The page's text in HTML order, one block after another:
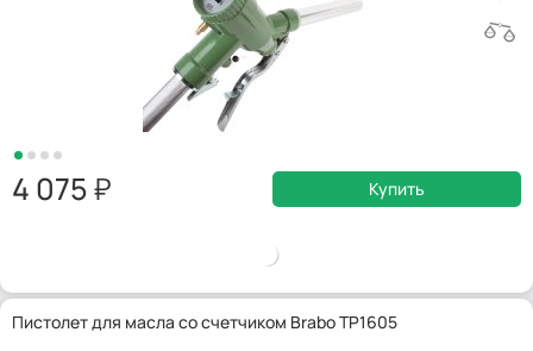
4 075 Купить
Пистолет для масла со счетчиком Brabo TP1605